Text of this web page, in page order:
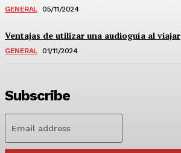
GENERAL 05/11/2024
Ventajas de utilizar una audioguía al viajar
GENERAL 01/11/2024
Subscribe